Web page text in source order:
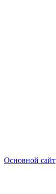
Основной сайт